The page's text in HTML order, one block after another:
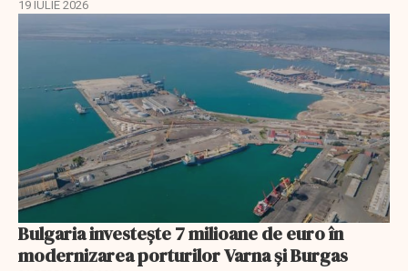
19 IULIE 2026
Bulgaria investește 7 milioane de euro în
modernizarea porturilor Varna și Burgas